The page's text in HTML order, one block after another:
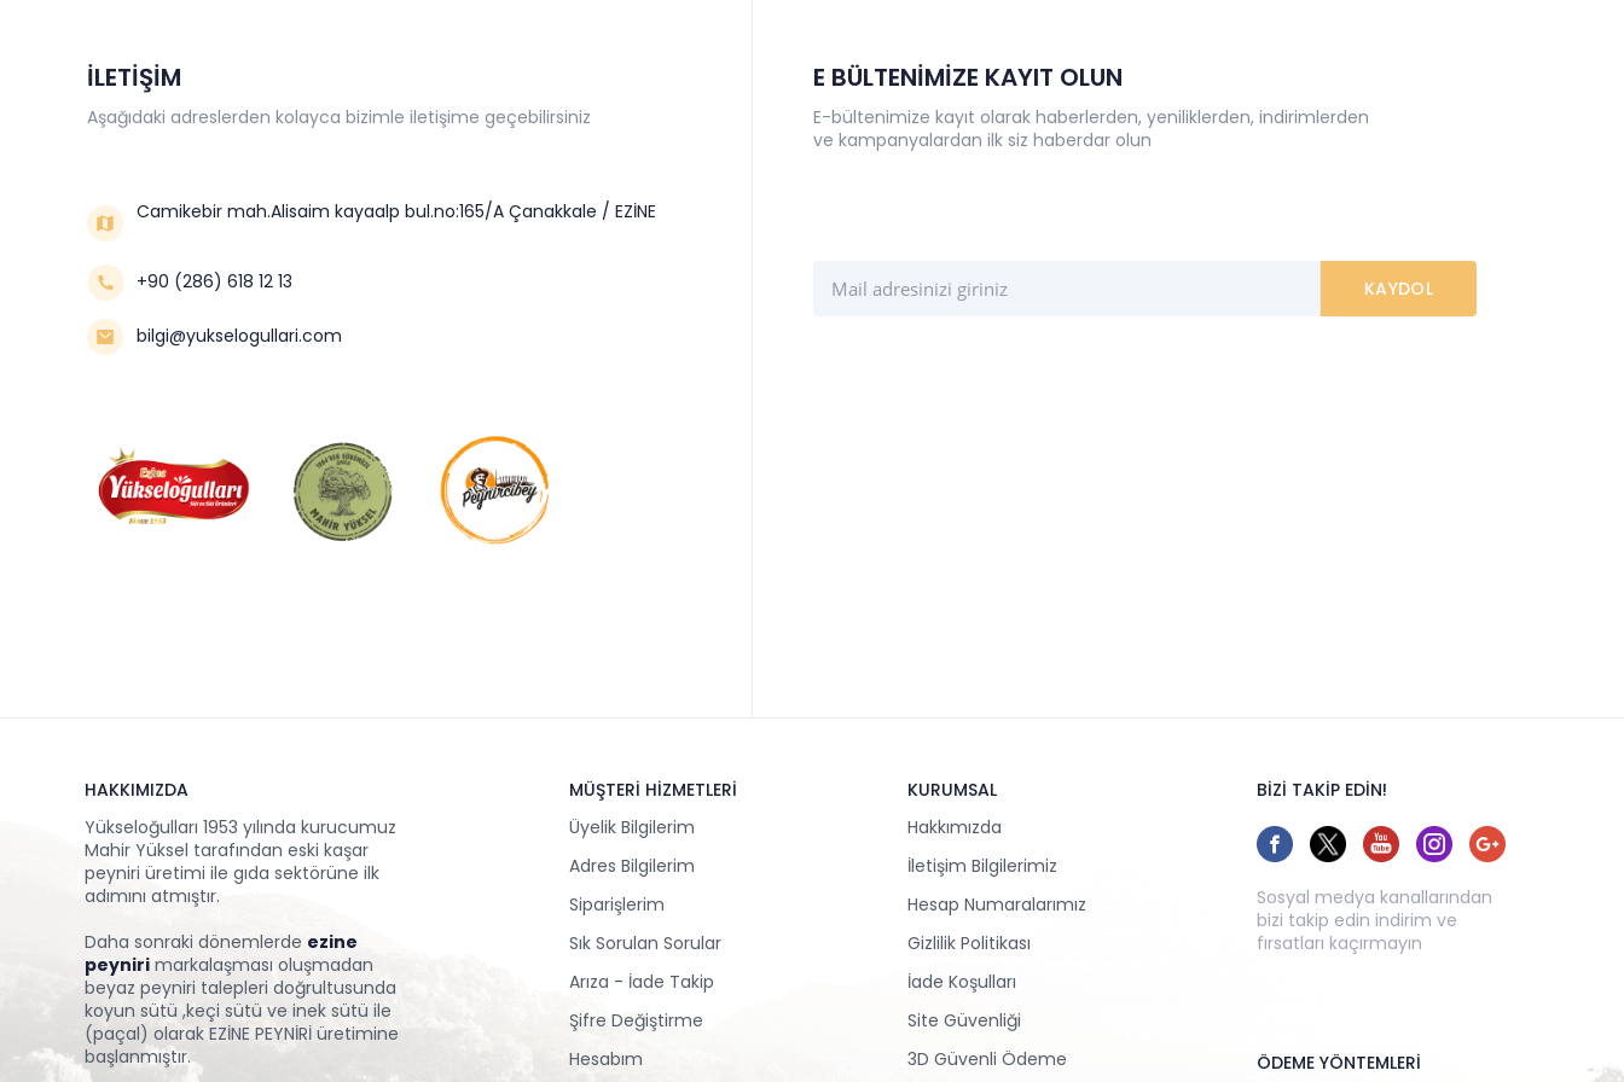
İLETİŞİM
Aşağıdaki adreslerden kolayca bizimle iletişime geçebilirsiniz
Camikebir mah.Alisaim kayaalp bul.no:165/A Çanakkale / EZİNE
+90 (286) 618 12 13
bilgi@yukselogullari.com
E BÜLTENİMİZE KAYIT OLUN
E-bültenimize kayıt olarak haberlerden, yeniliklerden, indirimlerden
ve kampanyalardan ilk siz haberdar olun
HAKKIMIZDA
Yükseloğulları 1953 yılında kurucumuz
Mahir Yüksel tarafından eski kaşar
peyniri üretimi ile gıda sektörüne ilk
adımını atmıştır.
Daha sonraki dönemlerde ezine
peynirimarkalaşması oluşmadan
beyaz peyniri talepleri doğrultusunda
koyun sütü ,keçi sütü ve inek sütü ile
(paçal) olarak EZİNE PEYNİRİ üretimine
başlanmıştır.
MÜŞTERİ HİZMETLERİ
Üyelik Bilgilerim
Adres Bilgilerim
Siparişlerim
Sık Sorulan Sorular
Arıza - İade Takip
Şifre Değiştirme
Hesabım
KURUMSAL
Hakkımızda
İletişim Bilgilerimiz
Hesap Numaralarımız
Gizlilik Politikası
İade Koşulları
Site Güvenliği
3D Güvenli Ödeme
BİZİ TAKİP EDİN!
Sosyal medya kanallarından
bizi takip edin indirim ve
fırsatları kaçırmayın
ÖDEME YÖNTEMLERİ